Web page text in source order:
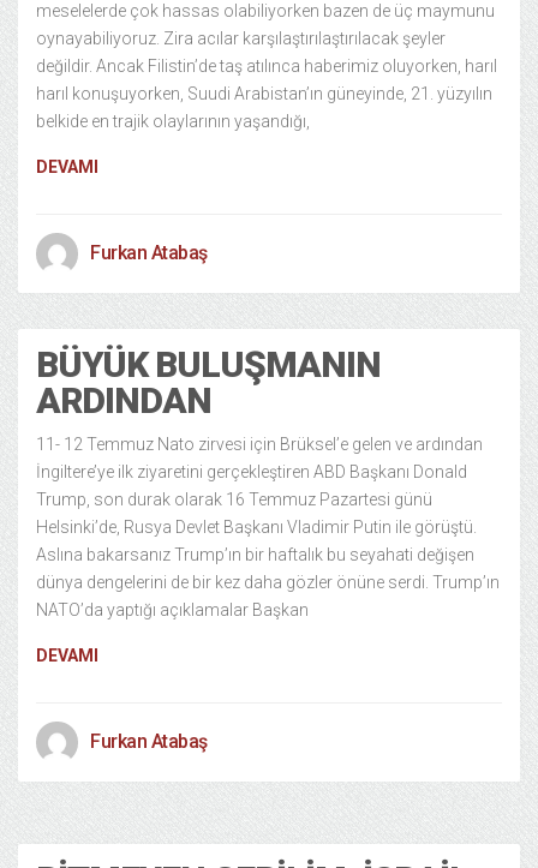
meselelerde çok hassas olabiliyorken bazen de üç maymunu
oynayabiliyoruz. Zira acılar karşılaştırılaştırılacak şeyler
değildir. Ancak Filistin’de taş atılınca haberimiz oluyorken, harıl
harıl konuşuyorken, Suudi Arabistan’ın güneyinde, 21. yüzyılın
belkide en trajik olaylarının yaşandığı,
DEVAMI
Furkan Atabaş
BÜYÜK BULUŞMANIN
ARDINDAN
11- 12 Temmuz Nato zirvesi için Brüksel’e gelen ve ardından
İngiltere’ye ilk ziyaretini gerçekleştiren ABD Başkanı Donald
Trump, son durak olarak 16 Temmuz Pazartesi günü
Helsinki’de, Rusya Devlet Başkanı Vladimir Putin ile görüştü.
Aslına bakarsanız Trump’ın bir haftalık bu seyahati değişen
dünya dengelerini de bir kez daha gözler önüne serdi. Trump’ın
NATO’da yaptığı açıklamalar Başkan
DEVAMI
Furkan Atabaş